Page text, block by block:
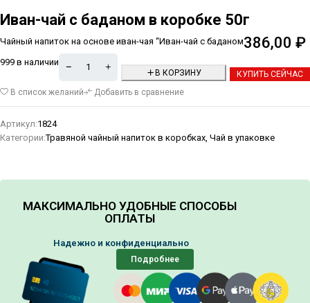
Иван-чай с баданом в коробке 50г
Чайный напиток на основе иван-чая “Иван-чай с баданом386,00 ₽
999 в наличии
В КОРЗИНУ КУПИТЬ СЕЙЧАС
Alternative:
В список желаний Добавить в сравнение
Артикул:1824
Категории:Травяной чайный напиток в коробках, Чай в упаковке
МАКСИМАЛЬНО УДОБНЫЕ СПОСОБЫ
ОПЛАТЫ
Надежно и конфиденциально
Подробнее